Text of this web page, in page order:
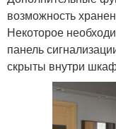
возможность
Некоторое
панель
скрыты внутри